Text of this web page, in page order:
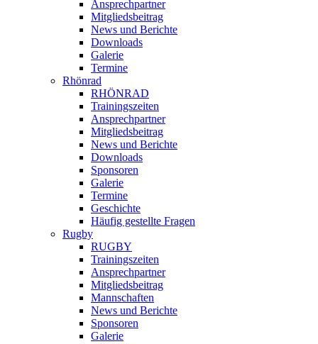
Ansprechpartner
Mitgliedsbeitrag
News und Berichte
Downloads
Galerie
Termine
Rhönrad
RHÖNRAD
Trainingszeiten
Ansprechpartner
Mitgliedsbeitrag
News und Berichte
Downloads
Sponsoren
Galerie
Termine
Geschichte
Häufig gestellte Fragen
Rugby
RUGBY
Trainingszeiten
Ansprechpartner
Mitgliedsbeitrag
Mannschaften
News und Berichte
Sponsoren
Galerie